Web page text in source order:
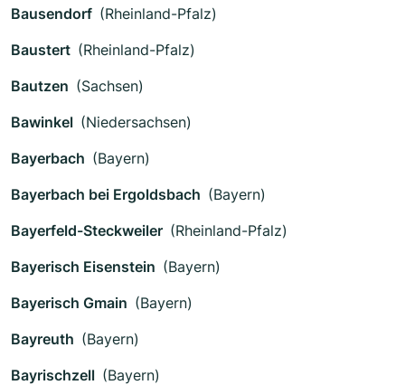
Bausendorf (Rheinland-Pfalz)
Baustert (Rheinland-Pfalz)
Bautzen (Sachsen)
Bawinkel (Niedersachsen)
Bayerbach (Bayern)
Bayerbach bei Ergoldsbach (Bayern)
Bayerfeld-Steckweiler (Rheinland-Pfalz)
Bayerisch Eisenstein (Bayern)
Bayerisch Gmain (Bayern)
Bayreuth (Bayern)
Bayrischzell (Bayern)